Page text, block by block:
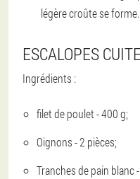
légère croûte se
ESCALOPES
Ingrédients :
filet de poulet - 400 g;
Oignons - 2 pièces;
Tranches de pain blanc